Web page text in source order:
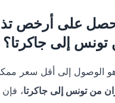
على أرخص تذاكر
إلى جاكرتا؟
إلى أقل سعر ممكن عند
تونس إلى جاكرتا، فإن نقطة